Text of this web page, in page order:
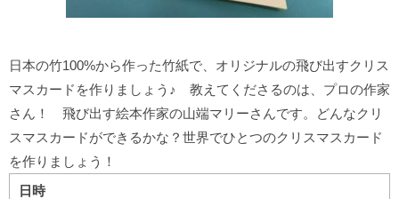
日本の竹100%から作った竹紙で、オリジナルの飛び出すクリス
マスカードを作りましょう♪ 教えてくださるのは、プロの作家
さん！ 飛び出す絵本作家の山端マリーさんです。どんなクリ
スマスカードができるかな？世界でひとつのクリスマスカード
を作りましょう！
日時